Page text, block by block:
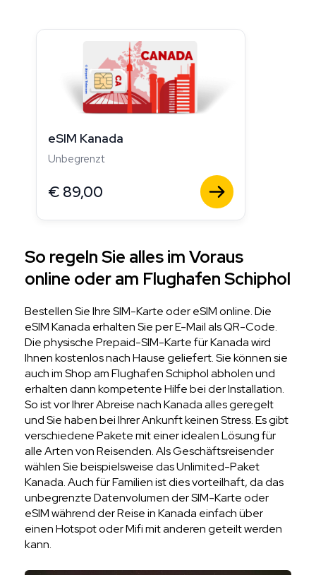
eSIM Kanada
Unbegrenzt
€ 89,00
So regeln Sie alles im Voraus
online oder am Flughafen Schiphol
Bestellen Sie Ihre SIM-Karte oder eSIM online. Die
eSIM Kanada erhalten Sie per E-Mail als QR-Code.
Die physische Prepaid-SIM-Karte für Kanada wird
Ihnen kostenlos nach Hause geliefert. Sie können sie
auch im Shop am Flughafen Schiphol abholen und
erhalten dann kompetente Hilfe bei der Installation.
So ist vor Ihrer Abreise nach Kanada alles geregelt
und Sie haben bei Ihrer Ankunft keinen Stress. Es gibt
verschiedene Pakete mit einer idealen Lösung für
alle Arten von Reisenden. Als Geschäftsreisender
wählen Sie beispielsweise das Unlimited-Paket
Kanada. Auch für Familien ist dies vorteilhaft, da das
unbegrenzte Datenvolumen der SIM-Karte oder
eSIM während der Reise in Kanada einfach über
einen Hotspot oder Mifi mit anderen geteilt werden
kann.